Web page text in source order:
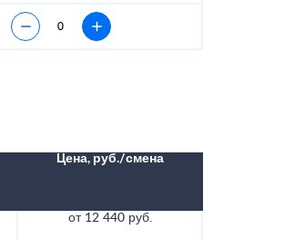
Цена, руб./смена
от 12 440 руб.